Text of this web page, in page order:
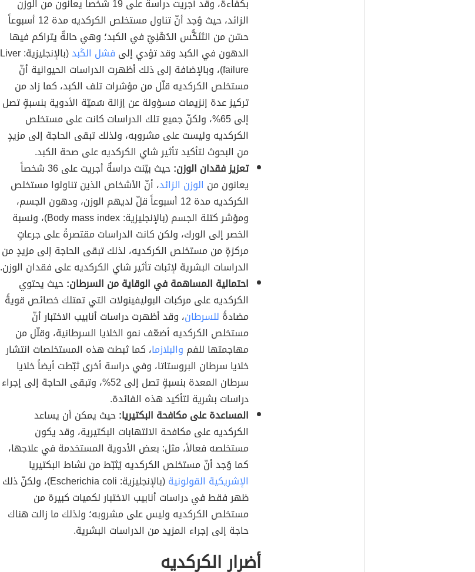
بكفاءة، وقد أجريت دراسةٌ على 19 شخصاً يعانون من الوزن
الزائد، حيث وُجد أنّ تناول مستخلص الكركديه مدة 12 أسبوعاً
حسّن من التَنَكُّس الدُهْنِيّ في الكبد؛ وهي حالةٌ يتراكم فيها
الدهون في الكبد وقد تؤدي إلى فشل الكَبد
(بالإنجليزية: Liver
failure)، وبالإضافة إلى ذلك أظهرت الدراسات الحيوانية أنّ
مستخلص الكركديه قلّل من مؤشرات تلف الكبد، كما زاد من
تركيز عدة إنزيمات مسؤولة عن إزالة سُميّة الأدوية بنسبةٍ تصل
إلى 65%، ولكنّ جميع تلك الدراسات كانت على مستخلص
الكركديه وليست على مشروبه، ولذلك تبقى الحاجة إلى مزيدٍ
من البحوث لتأكيد تأثير شاي الكركديه على صحة الكبد.
تعزيز فقدان الوزن:
حيث بيّنت دراسةٌ أجريت على 36 شخصاً
يعانون من الوزن الزائد، أنّ الأشخاص الذين تناولوا مستخلص
الكركديه مدة 12 أسبوعاً قلّ لديهم الوزن، ودهون الجسم،
ومؤشر كتلة الجسم (بالإنجليزية: Body mass index)، ونسبة
الخصر إلى الورك، ولكن كانت الدراسات مقتصرةً على جرعاتٍ
مركزةٍ من مستخلص الكركديه، لذلك تبقى الحاجة إلى مزيدٍ من
الدراسات البشرية لإثبات تأثير شاي الكركديه على فقدان الوزن.
احتمالية المساهمة في الوقاية من السرطان:حيث يحتوي
الكركديه على مركبات البوليفينولات التي تمتلك خصائص قويةً
مضادةً للسرطان، وقد أظهرت دراسات أنابيب الاختبار أنّ
مستخلص الكركديه أضعّف نمو الخلايا السرطانية، وقلّل من
مهاجمتها للفم والبلازما، كما ثبطت هذه المستخلصات انتشار
خلايا سرطان البروستاتا، وفي دراسة أخرى ثبّطت أيضاً خلايا
سرطان المعدة بنسبةٍ تصل إلى 52%، وتبقى الحاجة إلى إجراء
دراسات بشرية لتأكيد هذه الفائدة.
المساعدة على مكافحة البكتيريا:حيث يمكن أن يساعد
الكركديه على مكافحة الالتهابات البكتيرية، وقد يكون
مستخلصه فعالاً، مثل: بعض الأدوية المستخدمة في علاجها،
كما وُجد أنّ مستخلص الكركديه يُثبّط من نشاط البكتيريا
الإشريكية القولونية
(بالإنجليزية: Escherichia coli)، ولكنّ ذلك
ظهر فقط في دراسات أنابيب الاختبار لكميات كبيرة من
مستخلص الكركديه وليس على مشروبه؛ ولذلك ما زالت هناك
حاجة إلى إجراء المزيد من الدراسات البشرية.
أضرار الكركديه